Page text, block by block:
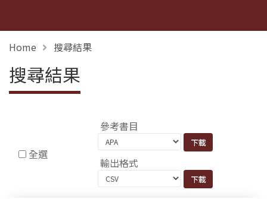
Home 搜尋結果
搜尋結果
全選
參考書目
輸出格式